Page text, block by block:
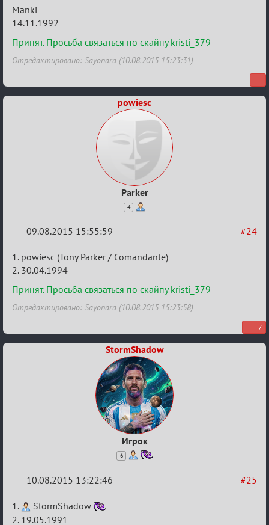
Re:
Строительная
карусель!
Manki
14.11.1992
Принят. Просьба связаться по скайпу kristi_379
Отредактировано: Sayonara (10.08.2015 15:23:31)
powiesc
Parker
4
#24
09.08.2015 15:55:59
Re:
Строительная
карусель!
1. powiesc (Tony Parker / Comandante)
2. 30.04.1994
Принят. Просьба связаться по скайпу kristi_379
Отредактировано: Sayonara (10.08.2015 15:23:58)
7
StormShadow
Игрок
6
#25
10.08.2015 13:22:46
Re:
1.
StormShadow
2. 19.05.1991